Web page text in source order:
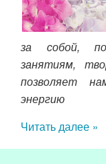
и
за собой,
занятиям,
позволяет
энергию
Читать далее »